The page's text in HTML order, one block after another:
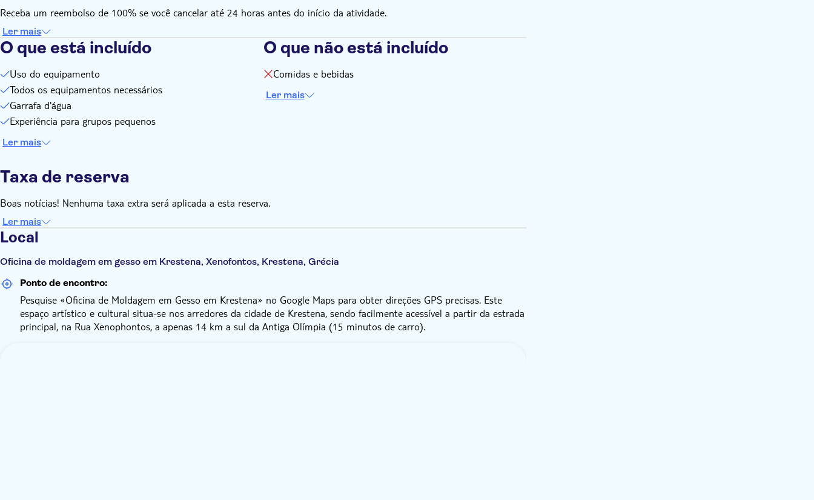
Receba um reembolso de 100% se você cancelar até 24 horas antes do início da atividade.
Ler mais
O que está incluído
Uso do equipamento
Todos os equipamentos necessários
Garrafa d'água
Experiência para grupos pequenos
Ler mais
O que não está incluído
Comidas e bebidas
Ler mais
Taxa de reserva
Boas notícias! Nenhuma taxa extra será aplicada a esta reserva.
Ler mais
Local
Oficina de moldagem em gesso em Krestena, Xenofontos, Krestena, Grécia
Ponto de encontro:
Pesquise «Oficina de Moldagem em Gesso em Krestena» no Google Maps para obter direções GPS precisas. Este
espaço artístico e cultural situa-se nos arredores da cidade de Krestena, sendo facilmente acessível a partir da estrada
principal, na Rua Xenophontos, a apenas 14 km a sul da Antiga Olímpia (15 minutos de carro).